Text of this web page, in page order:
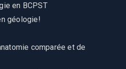
en BCPST
géologie!
comparée et de